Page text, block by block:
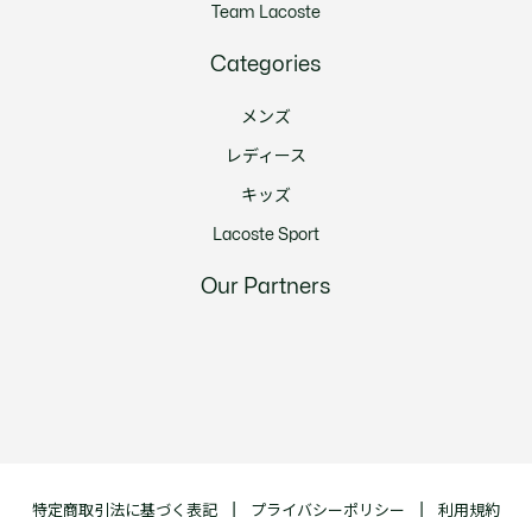
Team Lacoste
Categories
メンズ
レディース
キッズ
Lacoste Sport
Our Partners
特定商取引法に基づく表記 プライバシーポリシー 利用規約